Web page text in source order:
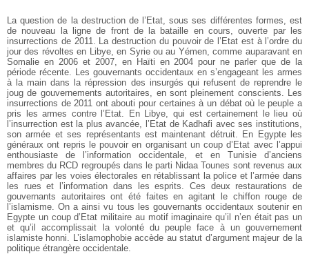
La question de la destruction de l’Etat, sous ses différentes formes, est
de nouveau la ligne de front de la bataille en cours, ouverte par les
insurrections de 2011. La destruction du pouvoir de l’Etat est à l’ordre du
jour des révoltes en Libye, en Syrie ou au Yémen, comme auparavant en
Somalie en 2006 et 2007, en Haïti en 2004 pour ne parler que de la
période récente. Les gouvernants occidentaux en s’engageant les armes
à la main dans la répression des insurgés qui refusent de reprendre le
joug de gouvernements autoritaires, en sont pleinement conscients. Les
insurrections de 2011 ont abouti pour certaines à un débat où le peuple a
pris les armes contre l’Etat. En Libye, qui est certainement le lieu où
l’insurrection est la plus avancée, l’Etat de Kadhafi avec ses institutions,
son armée et ses représentants est maintenant détruit. En Egypte les
généraux ont repris le pouvoir en organisant un coup d’Etat avec l’appui
enthousiaste de l’information occidentale, et en Tunisie d’anciens
membres du RCD regroupés dans le parti Nidaa Tounes sont revenus aux
affaires par les voies électorales en rétablissant la police et l’armée dans
les rues et l’information dans les esprits. Ces deux restaurations de
gouvernants autoritaires ont été faites en agitant le chiffon rouge de
l’islamisme. On a ainsi vu tous les gouvernants occidentaux soutenir en
Egypte un coup d’Etat militaire au motif imaginaire qu’il n’en était pas un
et qu’il accomplissait la volonté du peuple face à un gouvernement
islamiste honni. L’islamophobie accède au statut d’argument majeur de la
politique étrangère occidentale.